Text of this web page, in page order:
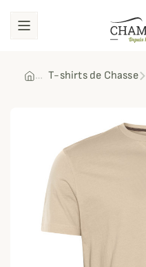
T-shirts de Chasse